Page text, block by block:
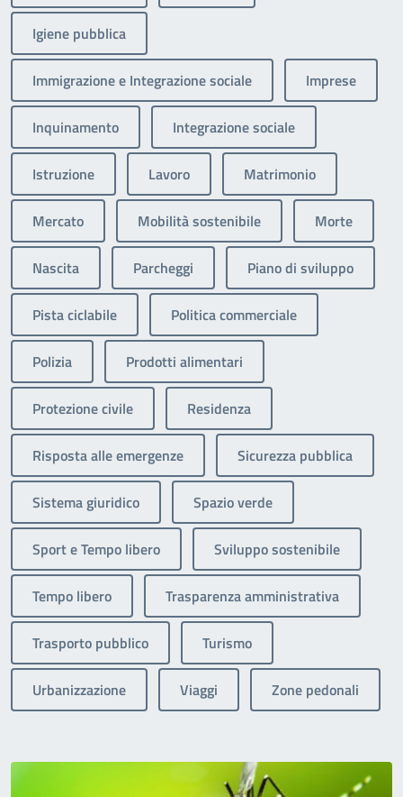
Igiene pubblica
Immigrazione e Integrazione sociale Imprese
Inquinamento Integrazione sociale
Istruzione Lavoro Matrimonio
Mercato Mobilità sostenibile Morte
Nascita Parcheggi Piano di sviluppo
Pista ciclabile Politica commerciale
Polizia Prodotti alimentari
Protezione civile Residenza
Risposta alle emergenze Sicurezza pubblica
Sistema giuridico Spazio verde
Sport e Tempo libero Sviluppo sostenibile
Tempo libero Trasparenza amministrativa
Trasporto pubblico Turismo
Urbanizzazione Viaggi Zone pedonali